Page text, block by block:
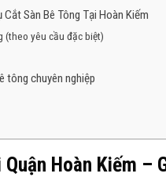
Sàn Bê Tông Tại Hoàn Kiếm
(theo yêu cầu đặc biệt)
tông chuyên nghiệp
Hoàn Kiếm –